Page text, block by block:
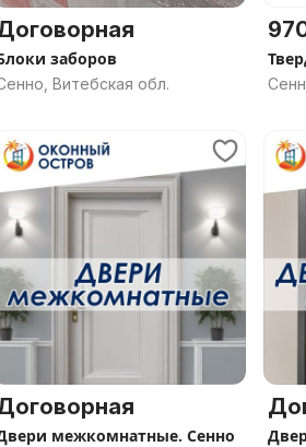
заборов
Витебская обл.
межкомнатные. Сенно